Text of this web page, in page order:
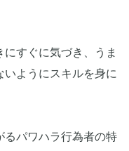
すぐに気づき、うま
いようにスキルを身に
るパワハラ行為者の特